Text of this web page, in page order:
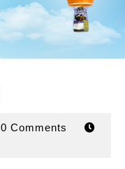
0 Comments